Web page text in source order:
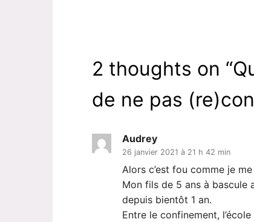
2 thoughts on “
de ne pas
Audrey
26 janvier 2021 à 21 h 42 min
Alors c’est fou comme je
Mon fils de 5 ans à bascule
depuis bientôt 1 an.
Entre le confinement,